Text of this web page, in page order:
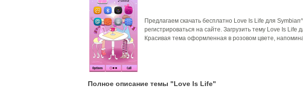
Предлагаем скачать бесплатно Love Is Life для
регистрироваться на сайте. Загрузить тему Love Is
Красивая тема оформленная в розовом цвете,
Полное описание темы "Love Is Life"